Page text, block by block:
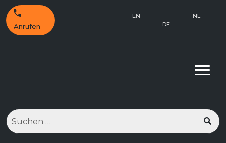
Anrufen
EN
NL
DE
Suchen
nach: